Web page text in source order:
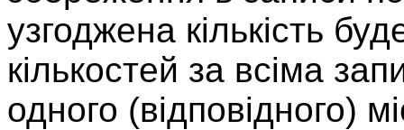
узгоджена кількість
кількостей за всіма
одного (відповідного)